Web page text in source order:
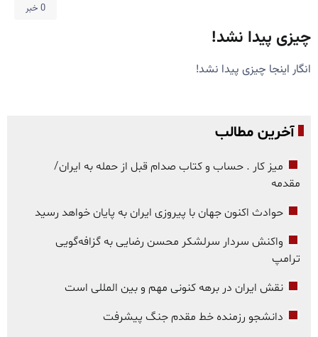
0 خبر
چیزی پیدا نشد!
انگار اینجا چیزی پیدا نشد!
آخرین مطالب
میز کار . حساب و کتاب صدام قبل از حمله به ایران/
مقدمه
حوادث اکنون جهان با پیروزی ایران به پایان خواهد رسید
واکنش سردار سرلشکر محسن رضایی به گزافه‌گویی
ترامپ
نقش ایران در برهه کنونی مهم و بین المللی است
دانشجو رزمنده خط مقدم جنگ پیشرفت